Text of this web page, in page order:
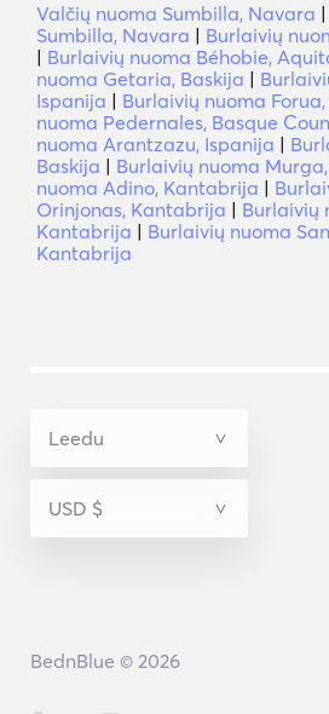
Valčių nuoma Sumbilla, Navara |
Sumbilla, Navara | Burlaivių
| Burlaivių nuoma Béhobie,
nuoma Getaria, Baskija |
Ispanija | Burlaivių nuoma
nuoma Pedernales, Basque
nuoma Arantzazu, Ispanija |
Baskija | Burlaivių nuoma
nuoma Adino, Kantabrija |
Orinjonas, Kantabrija | Burlaivių
Kantabrija | Burlaivių nuoma
Kantabrija
BednBlue © 2026